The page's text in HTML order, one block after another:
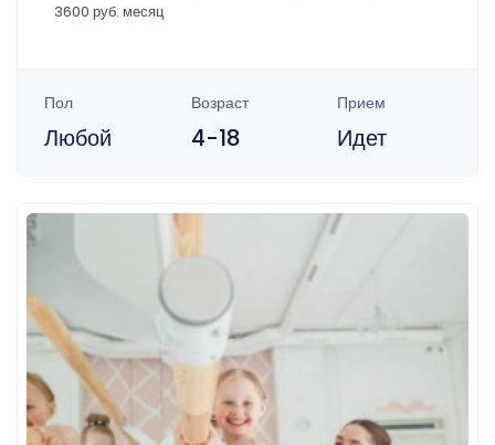
3600 руб. месяц
Пол
Любой
Возраст
4-18
Прием
Идет